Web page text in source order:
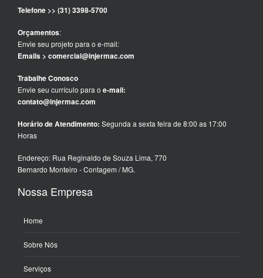
Telefone >> (31) 3398-5700
Orçamentos:
Envie seu projeto para o e-mail:
Emails > comercial@injermac.com
Trabalhe Conosco
Envie seu currículo para o e-mail:
contato@injermac.com
Horário de Atendimento: Segunda a sexta feira de 8:00 as 17:00
Horas
Endereço: Rua Reginaldo de Souza Lima, 770
Bernardo Monteiro - Contagem / MG.
Nossa Empresa
Home
Sobre Nós
Serviços